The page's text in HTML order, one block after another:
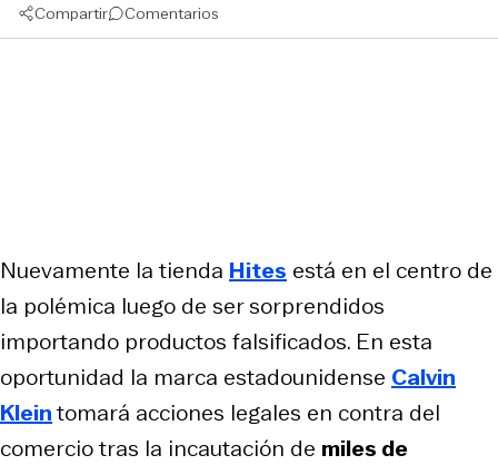
Compartir Comentarios
Nuevamente la tienda Hites está en el centro de
la polémica luego de ser sorprendidos
importando productos falsificados. En esta
oportunidad la marca estadounidense Calvin
Kleintomará acciones legales en contra del
comercio tras la incautación de miles de